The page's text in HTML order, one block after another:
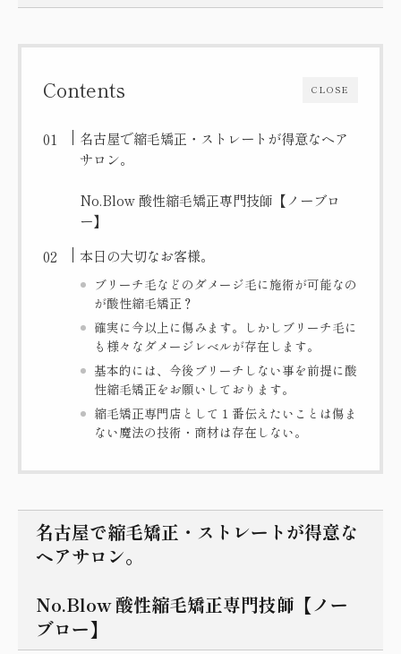
CLOSE
Contents
名古屋で縮毛矯正・ストレートが得意なヘア
サロン。
No.Blow 酸性縮毛矯正専門技師【ノーブロ
ー】
本日の大切なお客様。
ブリーチ毛などのダメージ毛に施術が可能なの
が酸性縮毛矯正？
確実に今以上に傷みます。しかしブリーチ毛に
も様々なダメージレベルが存在します。
基本的には、今後ブリーチしない事を前提に酸
性縮毛矯正をお願いしております。
縮毛矯正専門店として１番伝えたいことは傷ま
ない魔法の技術・商材は存在しない。
名古屋で縮毛矯正・ストレートが得意な
ヘアサロン。
No.Blow 酸性縮毛矯正専門技師【ノー
ブロー】